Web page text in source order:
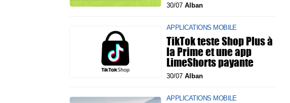
30/07 Alban
APPLICATIONS MOBILE
TikTok teste Shop Plus à
la Prime et une app
LimeShorts payante
30/07 Alban
APPLICATIONS MOBILE